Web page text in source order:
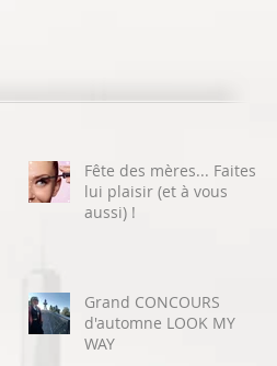
Fête des mères... Faites
lui plaisir (et à vous
aussi) !
Grand CONCOURS
d'automne LOOK MY
WAY